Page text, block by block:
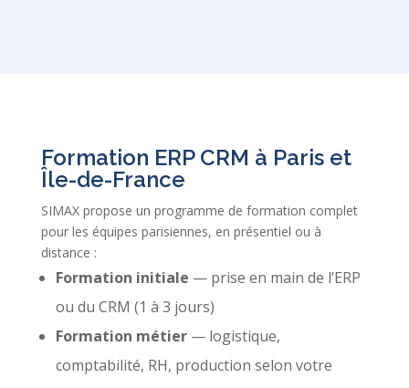
Formation ERP CRM à Paris et
Île-de-France
SIMAX propose un programme de formation complet
pour les équipes parisiennes, en présentiel ou à
distance :
Formation initiale — prise en main de l’ERP
ou du CRM (1 à 3 jours)
Formation métier— logistique,
comptabilité, RH, production selon votre